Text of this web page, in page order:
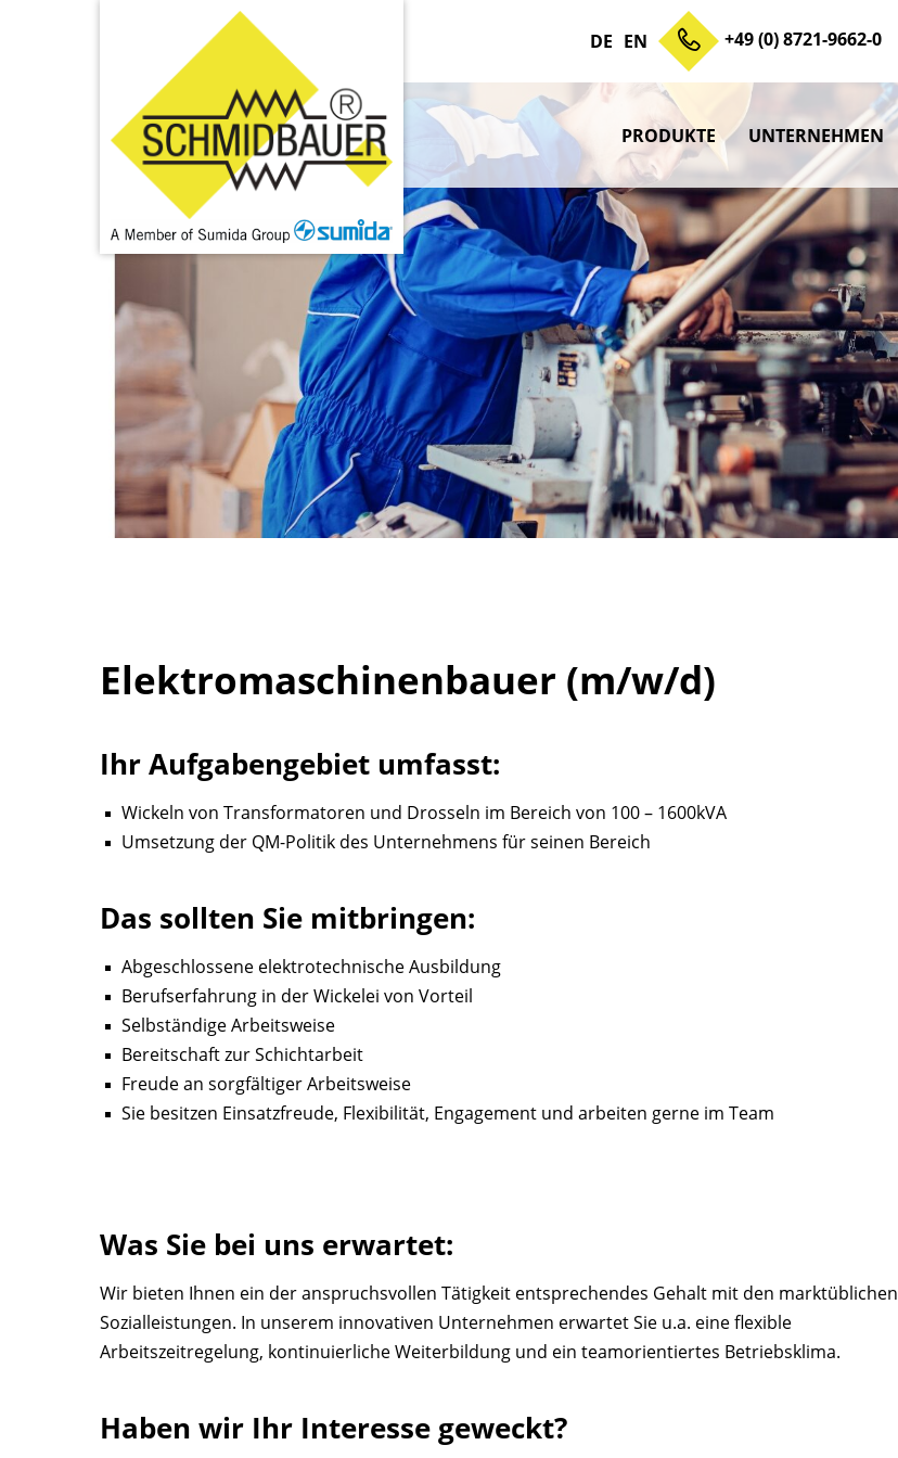
DE EN +49 (0) 8721-9662-0
Zum Inhalt springen
PRODUKTE UNTERNEHMEN
Elektromaschinenbauer (m/w/d)
Ihr Aufgabengebiet umfasst:
Wickeln von Transformatoren und Drosseln im Bereich von 100 – 1600kVA
Umsetzung der QM-Politik des Unternehmens für seinen Bereich
Das sollten Sie mitbringen:
Abgeschlossene elektrotechnische Ausbildung
Berufserfahrung in der Wickelei von Vorteil
Selbständige Arbeitsweise
Bereitschaft zur Schichtarbeit
Freude an sorgfältiger Arbeitsweise
Sie besitzen Einsatzfreude, Flexibilität, Engagement und arbeiten gerne im Team
Was Sie bei uns erwartet:
Wir bieten Ihnen ein der anspruchsvollen Tätigkeit entsprechendes Gehalt mit den marktüblichen
Sozialleistungen. In unserem innovativen Unternehmen erwartet Sie u.a. eine flexible
Arbeitszeitregelung, kontinuierliche Weiterbildung und ein teamorientiertes Betriebsklima.
Haben wir Ihr Interesse geweckt?